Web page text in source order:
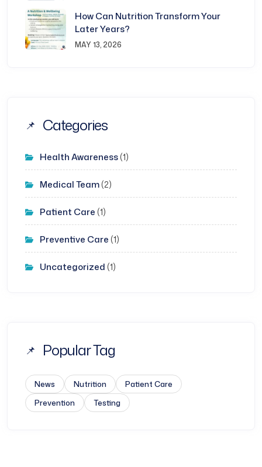
How Can Nutrition Transform Your
Later Years?
MAY 13, 2026
Categories
Health Awareness(1)
Medical Team(2)
Patient Care (1)
Preventive Care (1)
Uncategorized (1)
Popular Tag
News Nutrition
Patient Care
Prevention
Testing